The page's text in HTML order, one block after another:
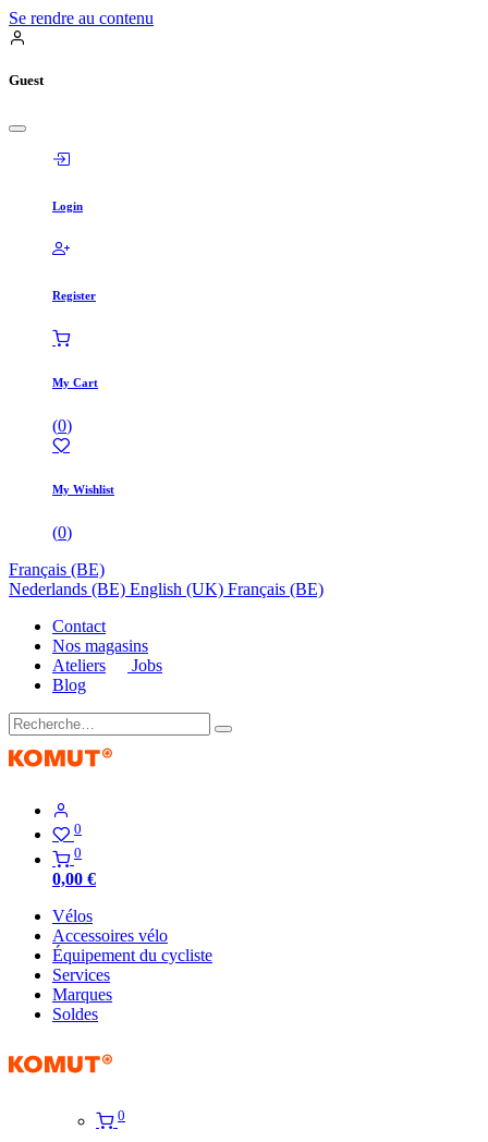
Se rendre au contenu
Guest
Login
Register
My Cart
(0)
My Wishlist
(0)
Français (BE)
Nederlands (BE) English (UK) Français (BE)
Contact
Nos magasins
Ateliers
Jobs
Blog
0
0
0,00 €
Vélos
Accessoires vélo
Équipement du cycliste
Services
Marques
Soldes
0